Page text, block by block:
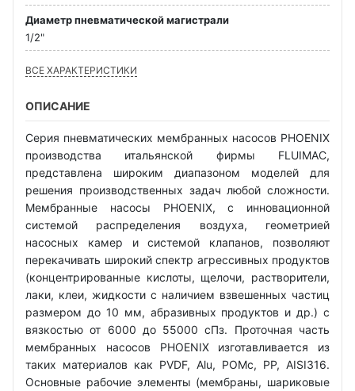
Диаметр пневматической магистрали
1/2"
ВСЕ ХАРАКТЕРИСТИКИ
ОПИСАНИЕ
Серия пневматических мембранных насосов PHOENIX
производства итальянской фирмы FLUIMAC,
представлена широким диапазоном моделей для
решения производственных задач любой сложности.
Мембранные насосы PHOENIX, с инновационной
системой распределения воздуха, геометрией
насосных камер и системой клапанов, позволяют
перекачивать широкий спектр агрессивных продуктов
(концентрированные кислоты, щелочи, растворители,
лаки, клеи, жидкости с наличием взвешенных частиц
размером до 10 мм, абразивных продуктов и др.) с
вязкостью от 6000 до 55000 сПз. Проточная часть
мембранных насосов PHOENIX изготавливается из
таких материалов как PVDF, Alu, POMc, PP, AISI316.
Основные рабочие элементы (мембраны, шариковые